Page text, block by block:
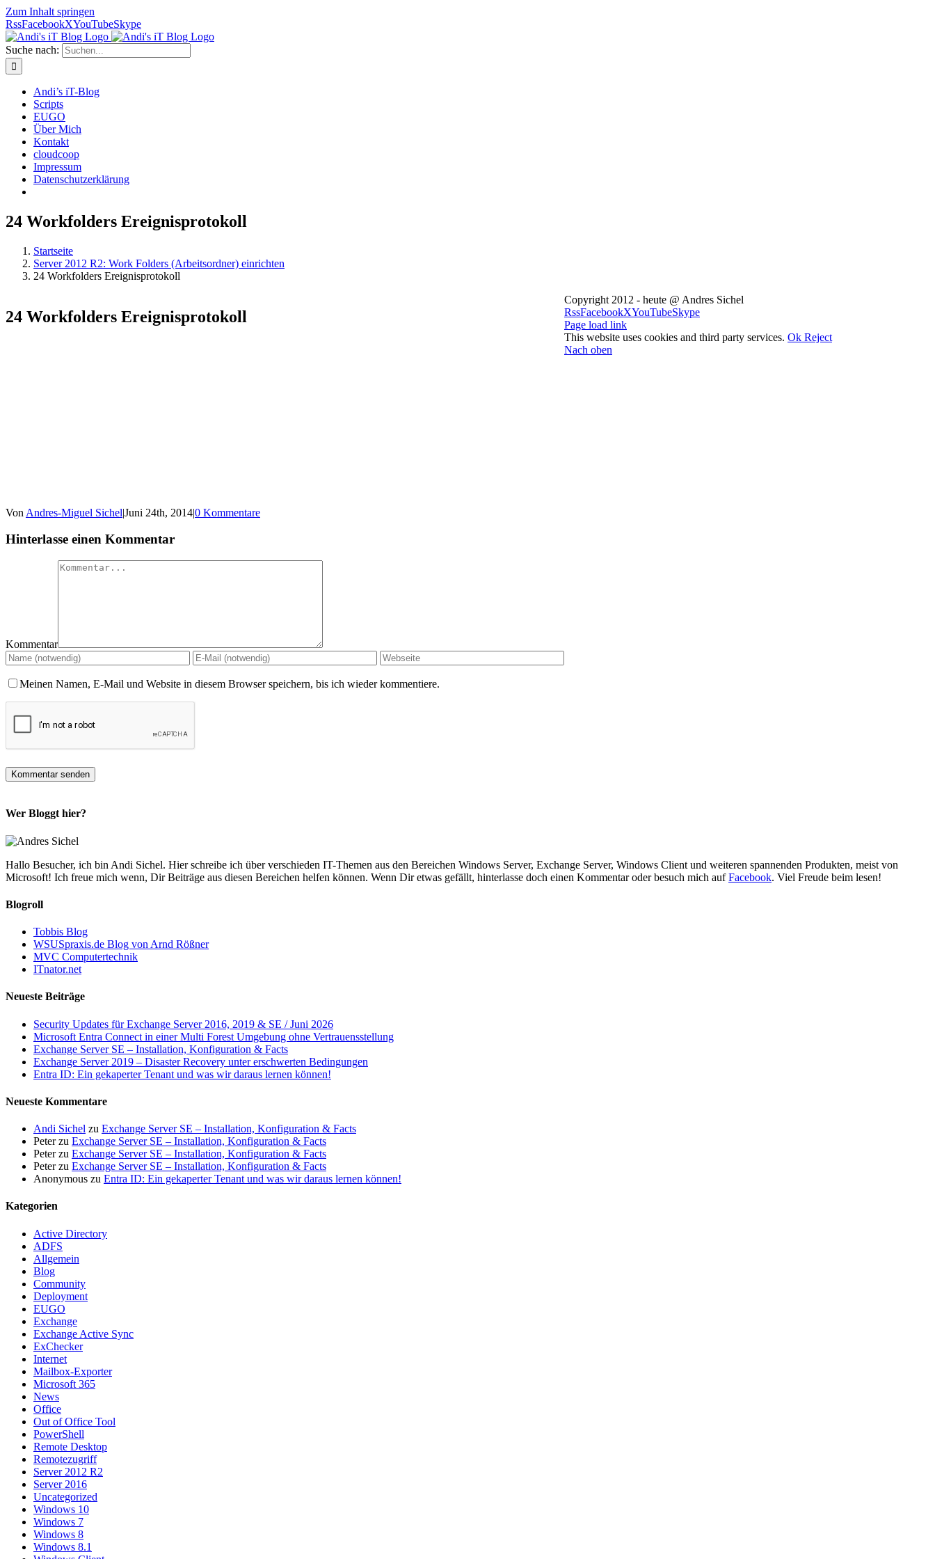
Zum Inhalt springen
RssFacebookXYouTubeSkype
Suche nach:
Andi’s iT-Blog
Scripts
EUGO
Über Mich
Kontakt
cloudcoop
Impressum
Datenschutzerklärung
24 Workfolders Ereignisprotokoll
Startseite
Server 2012 R2: Work Folders (Arbeitsordner) einrichten
24 Workfolders Ereignisprotokoll
24 Workfolders Ereignisprotokoll
Von Andres-Miguel Sichel|Juni 24th, 2014|0 Kommentare
Hinterlasse einen Kommentar
Kommentar
Meinen Namen, E-Mail und Website in diesem Browser speichern, bis ich wieder kommentiere.
Wer Bloggt hier?
Hallo Besucher, ich bin Andi Sichel. Hier schreibe ich über verschieden IT-Themen aus den Bereichen Windows Server, Exchange Server, Windows Client und weiteren spannenden Produkten, meist von
Microsoft! Ich freue mich wenn, Dir Beiträge aus diesen Bereichen helfen können. Wenn Dir etwas gefällt, hinterlasse doch einen Kommentar oder besuch mich aufFacebook. Viel Freude beim lesen!
Blogroll
Tobbis Blog
WSUSpraxis.de Blog von Arnd Rößner
MVC Computertechnik
ITnator.net
Neueste Beiträge
Security Updates für Exchange Server 2016, 2019 & SE / Juni 2026
Microsoft Entra Connect in einer Multi Forest Umgebung ohne Vertrauensstellung
Exchange Server SE – Installation, Konfiguration & Facts
Exchange Server 2019 – Disaster Recovery unter erschwerten Bedingungen
Entra ID: Ein gekaperter Tenant und was wir daraus lernen können!
Neueste Kommentare
Andi Sichel zu Exchange Server SE – Installation, Konfiguration & Facts
Peterzu Exchange Server SE – Installation, Konfiguration & Facts
Peterzu Exchange Server SE – Installation, Konfiguration & Facts
Peterzu Exchange Server SE – Installation, Konfiguration & Facts
Anonymous zu Entra ID: Ein gekaperter Tenant und was wir daraus lernen können!
Kategorien
Active Directory
ADFS
Allgemein
Blog
Community
Deployment
EUGO
Exchange
Exchange Active Sync
ExChecker
Internet
Mailbox-Exporter
Microsoft 365
News
Office
Out of Office Tool
PowerShell
Remote Desktop
Remotezugriff
Server 2012 R2
Server 2016
Uncategorized
Windows 10
Windows 7
Windows 8
Windows 8.1
Copyright 2012 - heute @ Andres Sichel
RssFacebookXYouTubeSkype
Page load link
This website uses cookies and third party services. Ok Reject
Nach oben